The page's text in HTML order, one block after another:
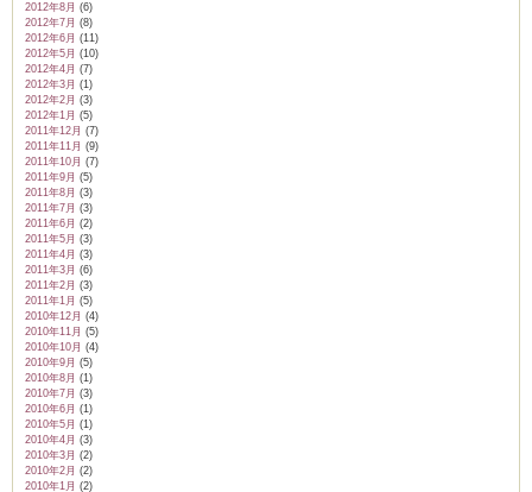
2012年8月 (6)
2012年7月 (8)
2012年6月 (11)
2012年5月 (10)
2012年4月 (7)
2012年3月 (1)
2012年2月 (3)
2012年1月 (5)
2011年12月 (7)
2011年11月 (9)
2011年10月 (7)
2011年9月 (5)
2011年8月 (3)
2011年7月 (3)
2011年6月 (2)
2011年5月 (3)
2011年4月 (3)
2011年3月 (6)
2011年2月 (3)
2011年1月 (5)
2010年12月 (4)
2010年11月 (5)
2010年10月 (4)
2010年9月 (5)
2010年8月 (1)
2010年7月 (3)
2010年6月 (1)
2010年5月 (1)
2010年4月 (3)
2010年3月 (2)
2010年2月 (2)
2010年1月 (2)